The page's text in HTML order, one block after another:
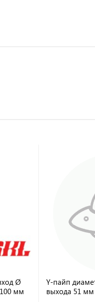
Ø
мм
Y-пайп
выхода 51